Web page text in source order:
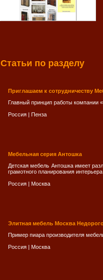
Статьи по разделу
Приглашаем к сотрудничеству
Главный принцип работы компании
Россия | Пенза
Мебельная серия Антошка
Детская мебель Антошка имеет
грамотного планирования
Россия | Москва
Элитная мебель Москва
Пример пиара производителя
Россия | Москва